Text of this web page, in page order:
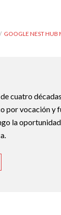
GOOGLE NEST HUB
cuatro
por vocación
la